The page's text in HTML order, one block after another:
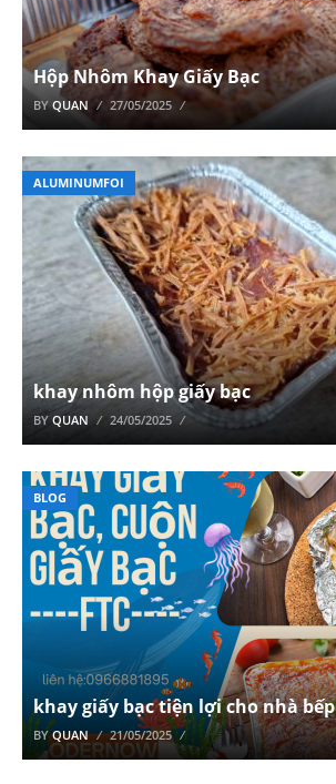
Hộp Nhôm Khay Giấy Bạc
BYQUAN 27/05/2025
ALUMINUMFOI
khay nhôm hộp giấy bạc
BYQUAN 24/05/2025
BLOG
khay giấy bạc tiện lợi cho nhà bếp
BYQUAN 21/05/2025